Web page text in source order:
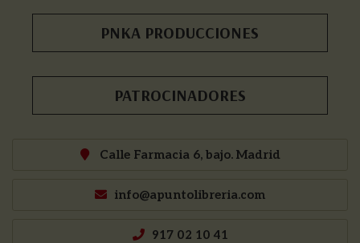
PNKA PRODUCCIONES
PATROCINADORES
Calle Farmacia 6, bajo. Madrid
info@apuntolibreria.com
917 02 10 41